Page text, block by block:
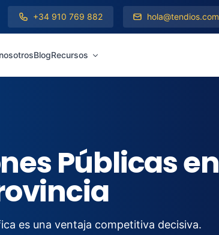
+34 910 769 882 hola@tendios.com
BlogRecursos
Públicas en
es una ventaja competitiva decisiva.